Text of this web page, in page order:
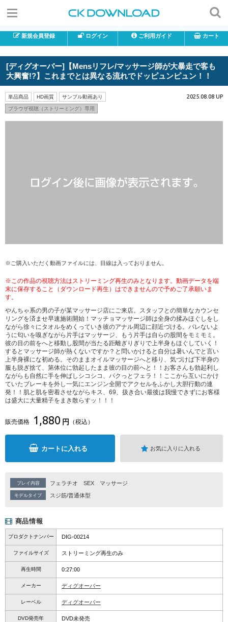
新規会員登録 ログイン ご利用ガイド カート
[ディグオーバー]【Mensリフレ/マッサージ師が大暴走で客も
大興奮!?】これまでとは異なる流れでドッピュンピュン！！
単品商品 HD画質 サンプル動画あり
ブラウザ視聴（ストリーミング）専用
2025.08.08 UP
※ご購入いただく動画ファイルには、目線は入っておりません。
※この作品の視聴方法はストリーミング再生のみとなります。動画データを端
末に保存すること（ダウンロード再生）はできませんので予めご了承願いま
す。
やんちゃ系の男の子が某マッサージ店にご来店。スタッフとの簡単なカウンセ
リングを済ませ早速施術開始！マッチョマッサージ師は全身の揉みほぐしをし
ながら徐々にタオルをめくっていき彼のアナル周辺に顔近づける。バレないよ
うに匂いを嗅ぎながら片手はマッサージ、もう片手は自らの股間をモミモミ。
彼の目の前をへと移動し股間が当たる距離ぎりぎりで上半身もほぐしていく！
するとマッサージ師が熱くないですか？と問いかけると自分は暑いんでと言い
上半身裸にな初める。そのままオイルマッサージへと移り、気づけば下半身の
服も脱ぎ捨て、第体位に勃起したまま彼の目の前へと！！お客さんも勃起利し
ながらも自然に手を伸ばしシコシコ、パクっとフェラ！！ここから互いにかけ
ていたブレーキを外し一気にエンジン全開でアクセルをふかし大胆行動の連
発！！肌と肌を密着させながらキス、69、扱き合い最後は我慢できずにお客様
は盛大に大量精子をまき散らすッ！！！
販売価格 1,880 円 （税込）
カートに入れる お気に入りに入れる
プレイ内容 フェラチオ SEX マッサージ
モデルタイプ スジ筋/普通体型
商品情報
プロダクトナンバー DIG-00214
ファイルサイズ ストリーミング再生のみ
再生時間 0:27:00
メーカー ディグオーバー
レーベル ディグオーバー
DVD発売年 DVD未発売